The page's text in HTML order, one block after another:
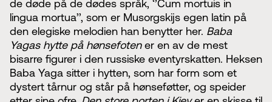
de døde på de dødes språk, ‘’Cum mortuis in
lingua mortua’’, som er Musorgskijs egen latin på
den elegiske melodien han benytter her. Baba
Yagas hytte på hønsefotener en av de mest
bisarre figurer i den russiske eventyrskatten. Heksen
Baba Yaga sitter i hytten, som har form som et
dystert tårnur og står på hønseføtter, og speider